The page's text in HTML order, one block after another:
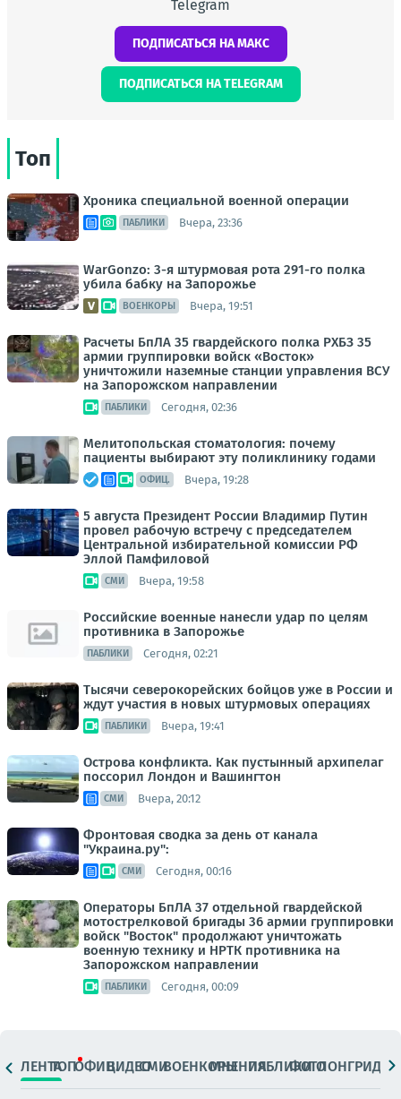
Telegram
ПОДПИСАТЬСЯ НА МАКС
ПОДПИСАТЬСЯ НА TELEGRAM
Топ
Хроника специальной военной операции
ПАБЛИКИ Вчера, 23:36
WarGonzo: 3-я штурмовая рота 291-го полка
убила бабку на Запорожье
ВОЕНКОРЫ Вчера, 19:51
Расчеты БпЛА 35 гвардейского полка РХБЗ 35
армии группировки войск «Восток»
уничтожили наземные станции управления ВСУ
на Запорожском направлении
ПАБЛИКИ Сегодня, 02:36
Мелитопольская стоматология: почему
пациенты выбирают эту поликлинику годами
ОФИЦ. Вчера, 19:28
5 августа Президент России Владимир Путин
провел рабочую встречу с председателем
Центральной избирательной комиссии РФ
Эллой Памфиловой
СМИ Вчера, 19:58
Российские военные нанесли удар по целям
противника в Запорожье
ПАБЛИКИ Сегодня, 02:21
Тысячи северокорейских бойцов уже в России и
ждут участия в новых штурмовых операциях
ПАБЛИКИ Вчера, 19:41
Острова конфликта. Как пустынный архипелаг
поссорил Лондон и Вашингтон
СМИ Вчера, 20:12
Фронтовая сводка за день от канала
"Украина.ру":
СМИ Сегодня, 00:16
Операторы БпЛА 37 отдельной гвардейской
мотострелковой бригады 36 армии группировки
войск "Восток" продолжают уничтожать
военную технику и НРТК противника на
Запорожском направлении
ПАБЛИКИ Сегодня, 00:09
ЛЕНТАТОПОФИЦ.ВИДЕОСМИВОЕНКОРЫМНЕНИЯПАБЛИКИ
ФОТОЛОНГРИДЫ